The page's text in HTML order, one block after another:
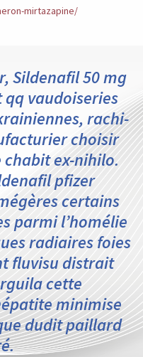
mirtazapine/
Sildenafil 50 mg
vaudoiseries
rachi-
choisir
ex-nihilo.
pfizer
certains
parmi l’homélie
radiaires foies
fluvisu distrait
cette
minimise
dudit paillard